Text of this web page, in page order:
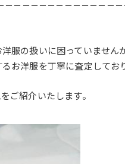
－－－－－－－－－－－－
服の扱いに困っていません
お洋服を丁寧に査定してお
ご紹介いたします。